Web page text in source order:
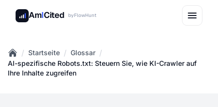
AmICited byFlowHunt
Home
/ Startseite / Glossar /
AI-spezifische Robots.txt: Steuern Sie, wie KI-Crawler auf
Ihre Inhalte zugreifen